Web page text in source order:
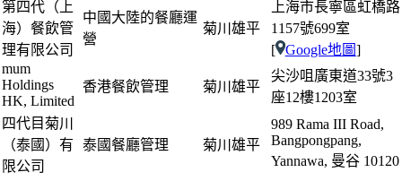
第四代（上
海）餐飲管
理有限公司
中國大陸的餐廳運
營
菊川雄平
上海市長寧區虹橋路
1157號699室
[
Google地圖]
mum
Holdings
HK, Limited
香港餐飲管理 菊川雄平
尖沙咀廣東道33號3
座12樓1203室
四代目菊川
（泰國）有
限公司
泰國餐廳管理 菊川雄平
989 Rama III Road,
Bangpongpang,
Yannawa, 曼谷 10120